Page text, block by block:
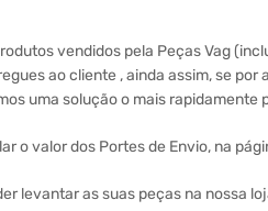
vendidos pela Peças Vag
ao cliente , ainda assim, se
uma solução o mais rapidamente
o valor dos Portes de Envio, na
levantar as suas peças na nossa